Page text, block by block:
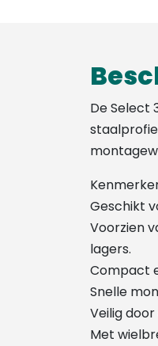
De Select
Geschikt
Voorzien
lagers.
Compact
Snelle
Veilig
Met